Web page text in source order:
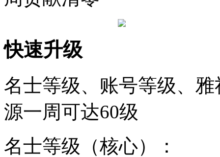
快速升级
名士等级、账号等级、
源一周可达60级
名士等级（核心）：